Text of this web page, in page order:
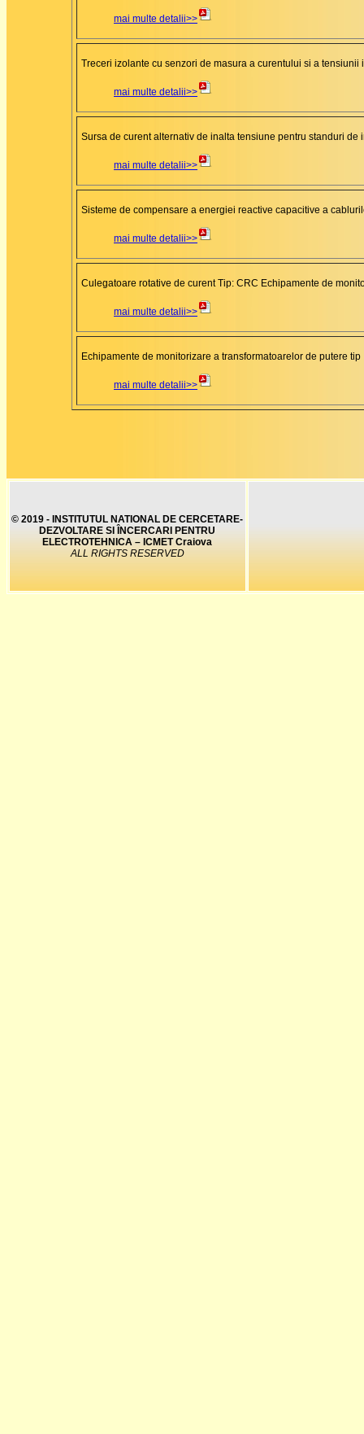
mai multe detalii>>
Treceri izolante cu senzori de masura a curentului si a tensiunii
mai multe detalii>>
Sursa de curent alternativ de inalta tensiune pentru standuri de
mai multe detalii>>
Sisteme de compensare a energiei reactive capacitive a
mai multe detalii>>
Culegatoare rotative de curent Tip: CRC Echipamente de
mai multe detalii>>
Echipamente de monitorizare a transformatoarelor de putere tip
mai multe detalii>>
© 2019 - INSTITUTUL NATIONAL DE CERCETARE-
DEZVOLTARE SI ÎNCERCARI PENTRU
ELECTROTEHNICA – ICMET Craiova
ALL RIGHTS RESERVED